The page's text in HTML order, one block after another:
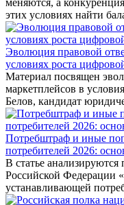
этих условиях найти
Эволюция правовой
условиях роста
Материал посвящен
маркетплейсов в
Белов, кандидат
Потребштраф и иные
потребителей 2026:
В статье анализируются
Российской Федерации
устанавливающей